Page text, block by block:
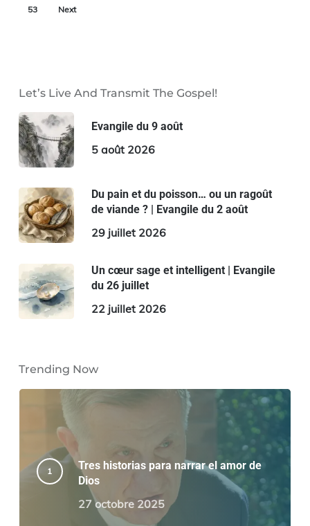
53 Next
Let’s Live And Transmit The Gospel!
Evangile du 9 août
5 août 2026
Du pain et du poisson… ou un ragoût
de viande ? | Evangile du 2 août
29 juillet 2026
Un cœur sage et intelligent | Evangile
du 26 juillet
22 juillet 2026
Trending Now
Tres historias para narrar el amor de
Dios
27 octobre 2025